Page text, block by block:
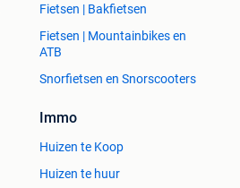
Fietsen | Bakfietsen
Fietsen | Mountainbikes en
ATB
Snorfietsen en Snorscooters
Immo
Huizen te Koop
Huizen te huur